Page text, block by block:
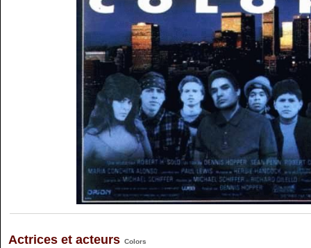
Actrices et acteurs Colors